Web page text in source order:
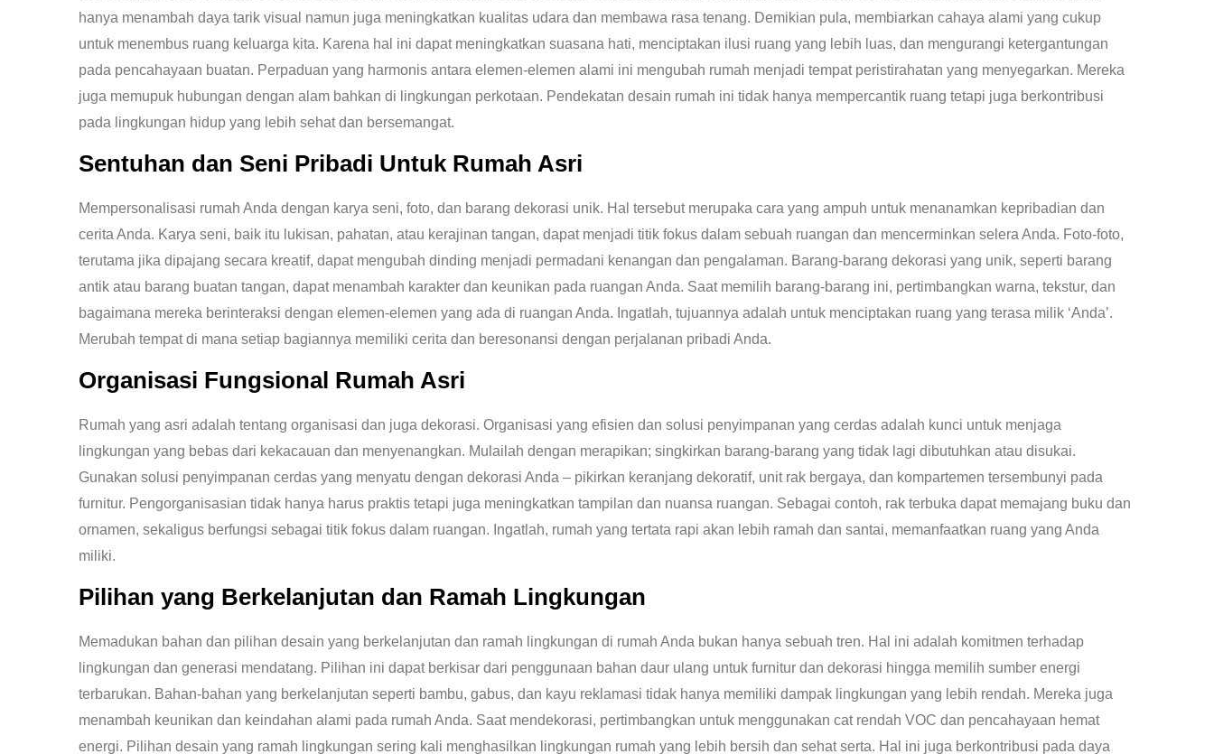
hanya menambah daya tarik visual namun juga meningkatkan kualitas udara dan membawa rasa tenang. Demikian pula, membiarkan cahaya alami yang cukup
untuk menembus ruang keluarga kita. Karena hal ini dapat meningkatkan suasana hati, menciptakan ilusi ruang yang lebih luas, dan mengurangi ketergantungan
pada pencahayaan buatan. Perpaduan yang harmonis antara elemen-elemen alami ini mengubah rumah menjadi tempat peristirahatan yang menyegarkan. Mereka
juga memupuk hubungan dengan alam bahkan di lingkungan perkotaan. Pendekatan desain rumah ini tidak hanya mempercantik ruang tetapi juga berkontribusi
pada lingkungan hidup yang lebih sehat dan bersemangat.
Sentuhan dan Seni Pribadi Untuk Rumah Asri
Mempersonalisasi rumah Anda dengan karya seni, foto, dan barang dekorasi unik. Hal tersebut merupaka cara yang ampuh untuk menanamkan kepribadian dan
cerita Anda. Karya seni, baik itu lukisan, pahatan, atau kerajinan tangan, dapat menjadi titik fokus dalam sebuah ruangan dan mencerminkan selera Anda. Foto-foto,
terutama jika dipajang secara kreatif, dapat mengubah dinding menjadi permadani kenangan dan pengalaman. Barang-barang dekorasi yang unik, seperti barang
antik atau barang buatan tangan, dapat menambah karakter dan keunikan pada ruangan Anda. Saat memilih barang-barang ini, pertimbangkan warna, tekstur, dan
bagaimana mereka berinteraksi dengan elemen-elemen yang ada di ruangan Anda. Ingatlah, tujuannya adalah untuk menciptakan ruang yang terasa milik ‘Anda’.
Merubah tempat di mana setiap bagiannya memiliki cerita dan beresonansi dengan perjalanan pribadi Anda.
Organisasi Fungsional Rumah Asri
Rumah yang asri adalah tentang organisasi dan juga dekorasi. Organisasi yang efisien dan solusi penyimpanan yang cerdas adalah kunci untuk menjaga
lingkungan yang bebas dari kekacauan dan menyenangkan. Mulailah dengan merapikan; singkirkan barang-barang yang tidak lagi dibutuhkan atau disukai.
Gunakan solusi penyimpanan cerdas yang menyatu dengan dekorasi Anda – pikirkan keranjang dekoratif, unit rak bergaya, dan kompartemen tersembunyi pada
furnitur. Pengorganisasian tidak hanya harus praktis tetapi juga meningkatkan tampilan dan nuansa ruangan. Sebagai contoh, rak terbuka dapat memajang buku dan
ornamen, sekaligus berfungsi sebagai titik fokus dalam ruangan. Ingatlah, rumah yang tertata rapi akan lebih ramah dan santai, memanfaatkan ruang yang Anda
miliki.
Pilihan yang Berkelanjutan dan Ramah Lingkungan
Memadukan bahan dan pilihan desain yang berkelanjutan dan ramah lingkungan di rumah Anda bukan hanya sebuah tren. Hal ini adalah komitmen terhadap
lingkungan dan generasi mendatang. Pilihan ini dapat berkisar dari penggunaan bahan daur ulang untuk furnitur dan dekorasi hingga memilih sumber energi
terbarukan. Bahan-bahan yang berkelanjutan seperti bambu, gabus, dan kayu reklamasi tidak hanya memiliki dampak lingkungan yang lebih rendah. Mereka juga
menambah keunikan dan keindahan alami pada rumah Anda. Saat mendekorasi, pertimbangkan untuk menggunakan cat rendah VOC dan pencahayaan hemat
energi. Pilihan desain yang ramah lingkungan sering kali menghasilkan lingkungan rumah yang lebih bersih dan sehat serta. Hal ini juga berkontribusi pada daya